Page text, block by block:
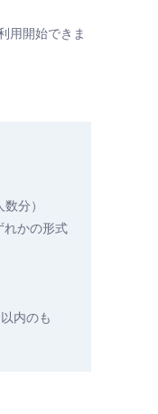
用開始できま
分）
かの形式
内のも